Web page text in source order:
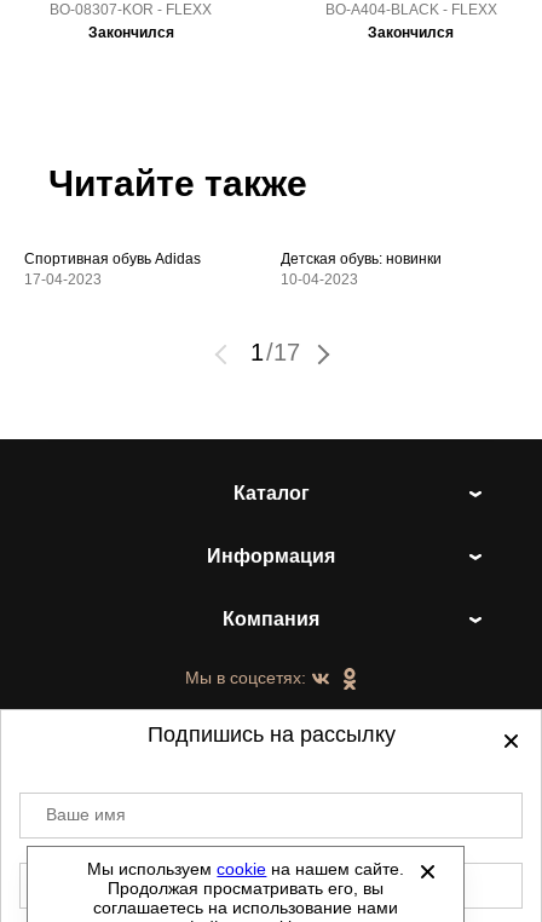
BO-08307-KOR - FLEXX
Закончился
BO-A404-BLACK - FLEXX
Закончился
Читайте также
Спортивная обувь Adidas
17-04-2023
Детская обувь: новинки
10-04-2023
1/17
Каталог
Информация
Компания
Мы в соцсетях:
©2021-2026 - ShoesTown.ru - все права
защищены.
Данный сайт не является интернет магазином и
Мы используемcookie на нашем сайте.
Продолжая просматривать его, вы
соглашаетесь на использование нами
Подпишись на рассылку
Ваше имя